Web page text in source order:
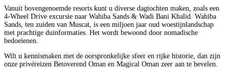
Vanuit bovengenoemde resorts kunt u diverse dagtochten maken, zoals een
4-Wheel Drive excursie naar Wahiba Sands & Wadi Bani Khalid. Wahiba
Sands, ten zuiden van Muscat, is een miljoen jaar oud woestijnlandschap
met prachtige duinformaties. Het wordt bewoond door nomadische
bedoeïenen.
Wilt u kennismaken met de oorspronkelijke sfeer en rijke historie, dan zijn
onze privéreizen Betoverend Oman en Magical Oman zeer aan te bevelen.